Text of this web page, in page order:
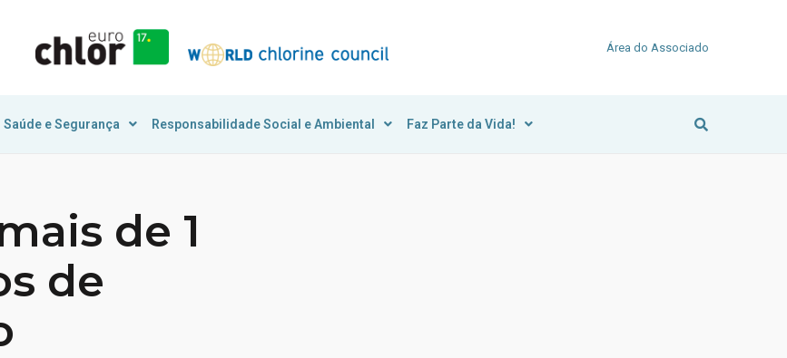
Área do Associado
Saúde e Segurança Responsabilidade Social e Ambiental Faz Parte da Vida!
de 1
de